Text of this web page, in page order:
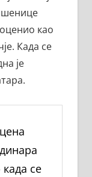
као
Када се
је
се